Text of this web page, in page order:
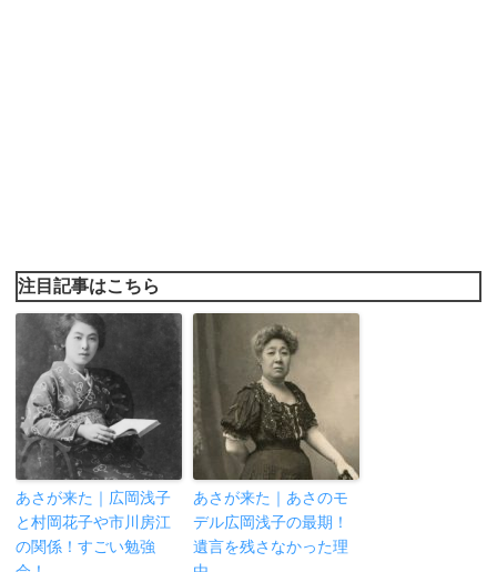
注目記事はこちら
あさが来た｜広岡浅子
と村岡花子や市川房江
の関係！すごい勉強
あさが来た｜あさのモ
デル広岡浅子の最期！
遺言を残さなかった理